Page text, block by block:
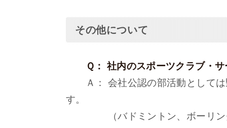
その他について
Ｑ： 社内のスポーツクラブ・サ
Ａ： 会社公認の部活動としては
す。
（バドミントン、ボーリン